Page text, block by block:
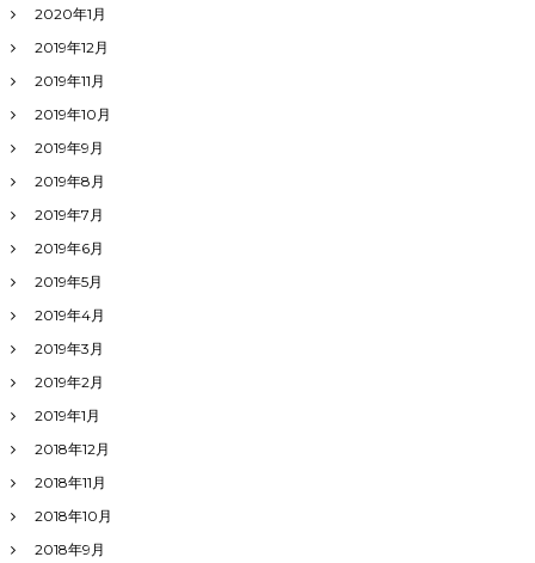
2020年1月
2019年12月
2019年11月
2019年10月
2019年9月
2019年8月
2019年7月
2019年6月
2019年5月
2019年4月
2019年3月
2019年2月
2019年1月
2018年12月
2018年11月
2018年10月
2018年9月